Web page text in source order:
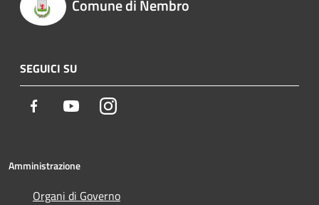
Comune di Nembro
SEGUICI SU
Facebook YoutubeInstagram
Amministrazione
Organi di Governo